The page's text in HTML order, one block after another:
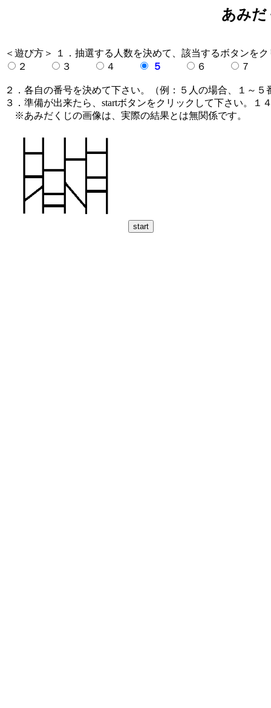
あみだ
＜遊び方＞ １．抽選する人数を決めて、該当するボタンを
２
３ ４ ５ ６
２．各自の番号を決めて下さい。（例：５人の場合、１～５
３．準備が出来たら、startボタンをクリックして下さい。１
※あみだくじの画像は、実際の結果とは無関係です。